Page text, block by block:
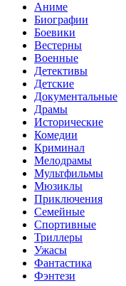
Аниме
Биографии
Боевики
Вестерны
Военные
Детективы
Детские
Документальные
Драмы
Исторические
Комедии
Криминал
Мелодрамы
Мультфильмы
Мюзиклы
Приключения
Семейные
Спортивные
Триллеры
Ужасы
Фантастика
Фэнтези